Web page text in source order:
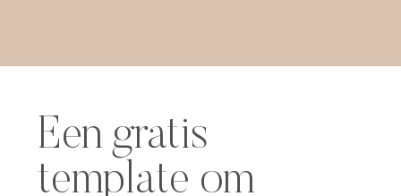
Een gratis
template om